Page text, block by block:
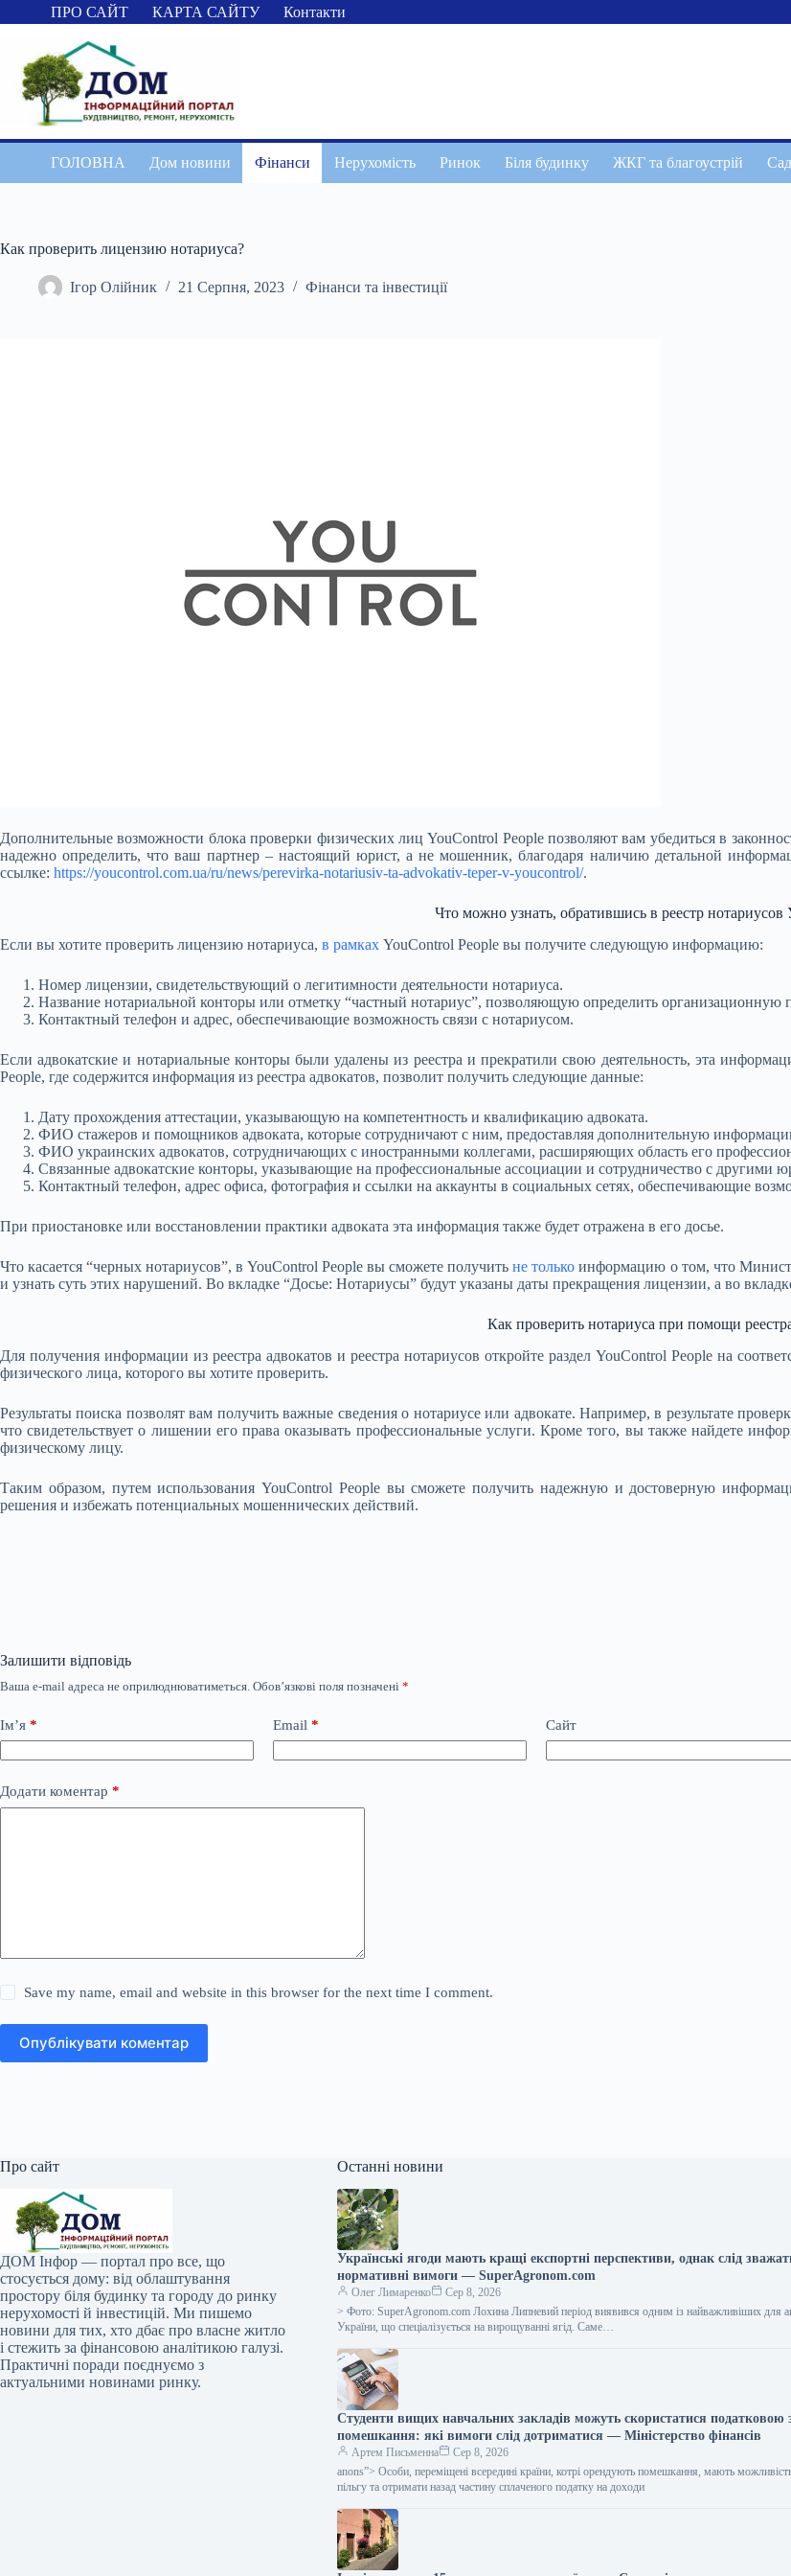
Перейти
до
ПРО САЙТ КАРТА САЙТУ Контакти
ГОЛОВНА Дом новини Фінанси Нерухомість Ринок Біля будинку ЖКГ та благоустрій
Как проверить лицензию нотариуса?
Ігор Олійник 21 Серпня, 2023 Фінанси та інвестиції
Дополнительные возможности блока проверки физических лиц YouControl People позволяют вам убедиться в
надежно определить, что ваш партнер – настоящий юрист, а не мошенник, благодаря наличию детальной
ссылке: https://youcontrol.com.ua/ru/news/perevirka-notariusiv-ta-advokativ-teper-v-youcontrol/.
Что можно узнать, обратившись в реестр нотариусов
Если вы хотите проверить лицензию нотариуса, в рамках YouControl People вы получите следующую информацию:
Номер лицензии, свидетельствующий о легитимности деятельности нотариуса.
Название нотариальной конторы или отметку “частный нотариус”, позволяющую определить организационную
Контактный телефон и адрес, обеспечивающие возможность связи с нотариусом.
Если адвокатские и нотариальные конторы были удалены из реестра и прекратили свою деятельность, эта
People, где содержится информация из реестра адвокатов, позволит получить следующие данные:
Дату прохождения аттестации, указывающую на компетентность и квалификацию адвоката.
ФИО стажеров и помощников адвоката, которые сотрудничают с ним, предоставляя дополнительную
ФИО украинских адвокатов, сотрудничающих с иностранными коллегами, расширяющих область его
Связанные адвокатские конторы, указывающие на профессиональные ассоциации и сотрудничество с другими
Контактный телефон, адрес офиса, фотография и ссылки на аккаунты в социальных сетях, обеспечивающие
При приостановке или восстановлении практики адвоката эта информация также будет отражена в его досье.
Что касается “черных нотариусов”, в YouControl People вы сможете получитьне только информацию о том, что
и узнать суть этих нарушений. Во вкладке “Досье: Нотариусы” будут указаны даты прекращения лицензии, а во
Как проверить нотариуса при помощи
Для получения информации из реестра адвокатов и реестра нотариусов откройте раздел YouControl People на
физического лица, которого вы хотите проверить.
Результаты поиска позволят вам получить важные сведения о нотариусе или адвокате. Например, в результате
что свидетельствует о лишении его права оказывать профессиональные услуги. Кроме того, вы также найдете
физическому лицу.
Таким образом, путем использования YouControl People вы сможете получить надежную и достоверную
решения и избежать потенциальных мошеннических действий.
Залишити відповідь
Ваша e-mail адреса не оприлюднюватиметься. Обов’язкові поля позначені *
Ім’я * Email * Сайт
Додати коментар *
Save my name, email and website in this browser for the next time I comment.
Опублікувати коментар
Про сайт
ДОМ Інфор — портал про все, що
стосується дому: від облаштування
простору біля будинку та городу до ринку
нерухомості й інвестицій. Ми пишемо
новини для тих, хто дбає про власне житло
і стежить за фінансовою аналітикою галузі.
Практичні поради поєднуємо з
актуальними новинами ринку.
Останні новини
Українські ягоди мають кращі експортні перспективи, однак слід
нормативні вимоги — SuperAgronom.com
Олег Лимаренко
Сер 8, 2026
> Фото: SuperAgronom.com Лохина Липневий період виявився одним із найважливіших для
України, що спеціалізується на вирощуванні ягід. Саме…
Студенти вищих навчальних закладів можуть скористатися
помешкання: які вимоги слід дотриматися — Міністерство фінансів
Артем Письменна
Сер 8, 2026
anons”> Особи, переміщені всередині країни, котрі орендують помешкання, мають
пільгу та отримати назад частину сплаченого податку на доходи